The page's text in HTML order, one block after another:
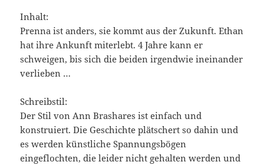
Inhalt:
Prenna ist anders, sie kommt aus der Zukunft. Ethan
hat ihre Ankunft miterlebt. 4 Jahre kann er
schweigen, bis sich die beiden irgendwie ineinander
verlieben …
Schreibstil:
Der Stil von Ann Brashares ist einfach und
konstruiert. Die Geschichte plätschert so dahin und
es werden künstliche Spannungsbögen
eingeflochten, die leider nicht gehalten werden und